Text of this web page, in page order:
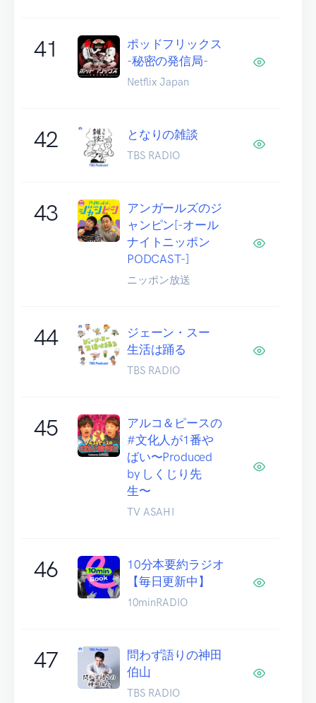
41
ポッドフリックス
-秘密の発信局-
Netflix Japan
42 となりの雑談
TBS RADIO
43
アンガールズのジ
ャンピン[-オール
ナイトニッポン
PODCAST-]
ニッポン放送
44
ジェーン・スー
生活は踊る
TBS RADIO
45
アルコ＆ピースの
#文化人が1番や
ばい〜Produced
by しくじり先
生〜
TV ASAHI
46
10分本要約ラジオ
【毎日更新中】
10minRADIO
47
問わず語りの神田
伯山
TBS RADIO